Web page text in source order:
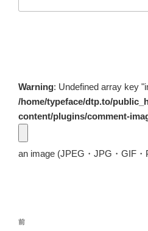
Warning: Undefined array key
/home/typeface/dtp.to/
content/plugins/comment-
an image (JPEG・JPG・GIF・
投
前
前